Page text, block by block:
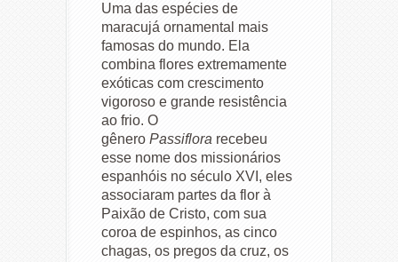
Uma das espécies de
maracujá ornamental mais
famosas do mundo. Ela
combina flores extremamente
exóticas com crescimento
vigoroso e grande resistência
ao frio. O
gênero Passiflora recebeu
esse nome dos missionários
espanhóis no século XVI, eles
associaram partes da flor à
Paixão de Cristo, com sua
coroa de espinhos, as cinco
chagas, os pregos da cruz, os